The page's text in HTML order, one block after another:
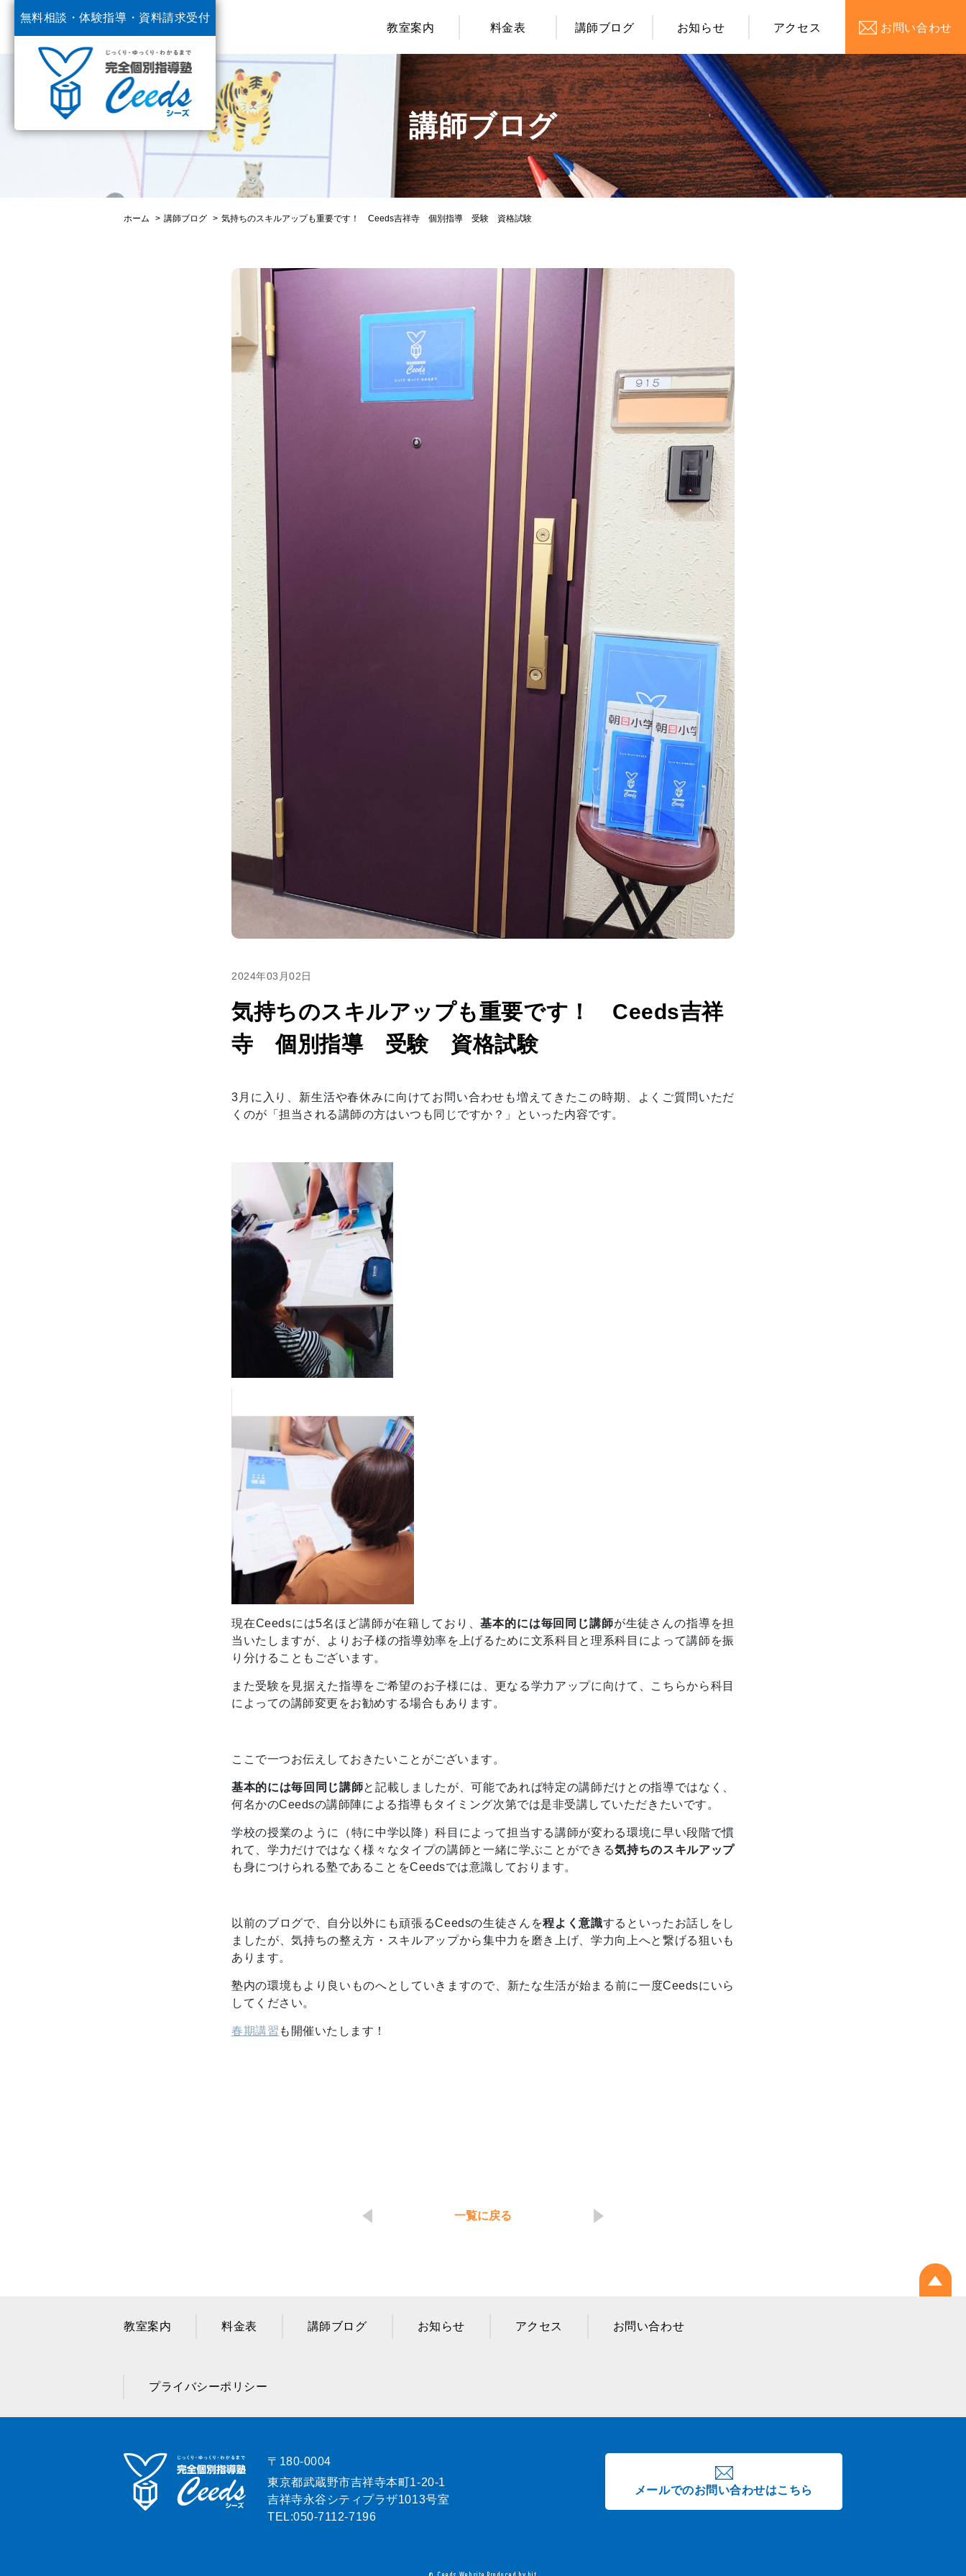
無料相談・体験指導・ 資料請求受付
中
教室案内 料金表 講師ブログ お知らせ アクセス お問い合わせ
講師ブログ
ホーム 講師ブログ 気持ちのスキルアップも重要です！ Ceeds吉祥寺 個別指導 受験 資格試験
2024年03月02日
気持ちのスキルアップも重要です！ Ceeds吉祥
寺 個別指導 受験 資格試験
3月に入り、新生活や春休みに向けてお問い合わせも増えてきたこの時期、よくご質問いただ
くのが「担当される講師の方はいつも同じですか？」といった内容です。
現在Ceedsには5名ほど講師が在籍しており、基本的には毎回同じ講師が生徒さんの指導を担
当いたしますが、よりお子様の指導効率を上げるために文系科目と理系科目によって講師を振
り分けることもございます。
また受験を見据えた指導をご希望のお子様には、更なる学力アップに向けて、こちらから科目
によっての講師変更をお勧めする場合もあります。
ここで一つお伝えしておきたいことがございます。
基本的には毎回同じ講師と記載しましたが、可能であれば特定の講師だけとの指導ではなく、
何名かのCeedsの講師陣による指導もタイミング次第では是非受講していただきたいです。
学校の授業のように（特に中学以降）科目によって担当する講師が変わる環境に早い段階で慣
れて、学力だけではなく様々なタイプの講師と一緒に学ぶことができる気持ちのスキルアップ
も身につけられる塾であることをCeedsでは意識しております。
以前のブログで、自分以外にも頑張るCeedsの生徒さんを程よく意識するといったお話しをし
ましたが、気持ちの整え方・スキルアップから集中力を磨き上げ、学力向上へと繋げる狙いも
あります。
塾内の環境もより良いものへとしていきますので、新たな生活が始まる前に一度Ceedsにいら
してください。
春期講習 も開催いたします！
一覧に戻る
教室案内 料金表 講師ブログ お知らせ アクセス お問い合わせ
プライバシーポリシー
〒180-0004
東京都武蔵野市吉祥寺本町1-20-1
吉祥寺永谷シティプラザ1013号室
TEL:050-7112-7196
メールでのお問い合わせはこちら